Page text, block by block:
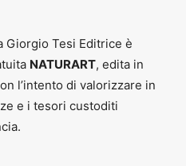
Giorgio Tesi Editrice è
NATURART, edita in
l’intento di valorizzare in
e i tesori custoditi